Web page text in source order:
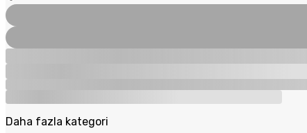
Daha fazla kategori